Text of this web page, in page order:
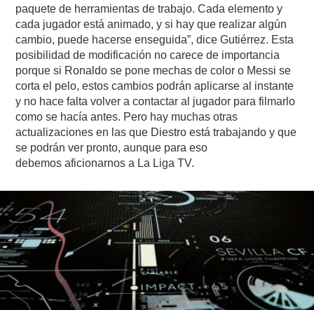
paquete de herramientas de trabajo. Cada elemento y
cada jugador está animado, y si hay que realizar algún
cambio, puede hacerse enseguida”, dice Gutiérrez. Esta
posibilidad de modificación no carece de importancia
porque si Ronaldo se pone mechas de color o Messi se
corta el pelo, estos cambios podrán aplicarse al instante
y no hace falta volver a contactar al jugador para filmarlo
como se hacía antes. Pero hay muchas otras
actualizaciones en las que Diestro está trabajando y que
se podrán ver pronto, aunque para eso
debemos aficionarnos a La Liga TV.